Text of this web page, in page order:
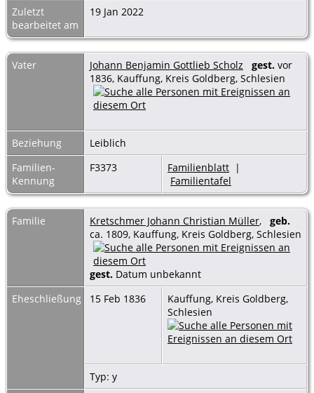
Zuletzt
bearbeitet am
19 Jan 2022
Vater Johann Benjamin Gottlieb Scholz gest. vor
1836, Kauffung, Kreis Goldberg, Schlesien
Beziehung
Leiblich
Familien-
Kennung
F3373 Familienblatt |
Familientafel
Familie Kretschmer Johann Christian Müller, geb.
ca. 1809, Kauffung, Kreis Goldberg, Schlesien
gest. Datum unbekannt
Eheschließung
15 Feb 1836
Kauffung, Kreis Goldberg,
Schlesien
Typ: y